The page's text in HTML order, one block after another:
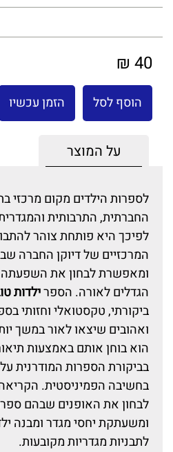
40 ₪
הוסף לסל הזמן עכשיו
על המוצר
לספרות הילדים מקום מרכזי
החברתית, התרבותית
לפיכך היא פותחת צוהר
המרכזיים של דיוקן החברה
ומאפשרת לבחון את השפעתה
הגדלים לאורה. הספרילדות
ביקורתי, טקסטואלי וחזותי
ואהובים שיצאו לאור במשך
הוא בוחן אותם באמצעות
בביקורת הספרות המודרנית
בחשיבה הפמיניסטית.
לבחון את האופנים שבהם
ומשעתקת יחסי מגדר ומבנה
לתבניות מגדריות מקובעות.